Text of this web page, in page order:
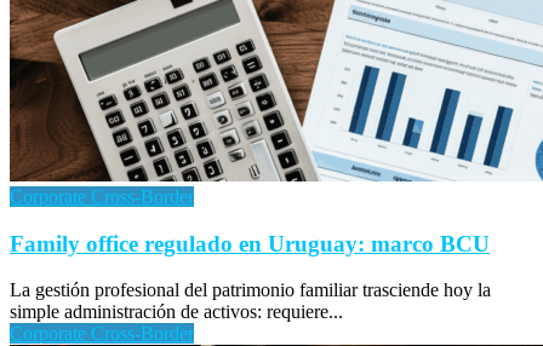
Corporate Cross-Border
Family office regulado en Uruguay: marco BCU
La gestión profesional del patrimonio familiar trasciende hoy la
simple administración de activos: requiere...
Corporate Cross-Border